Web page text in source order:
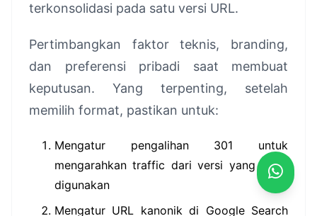
terkonsolidasi pada satu versi URL.
Pertimbangkan faktor teknis, branding,
dan preferensi pribadi saat membuat
keputusan. Yang terpenting, setelah
memilih format, pastikan untuk:
Mengatur pengalihan 301 untuk
mengarahkan traffic dari versi yang tidak
digunakan
Mengatur URL kanonik di Google Search